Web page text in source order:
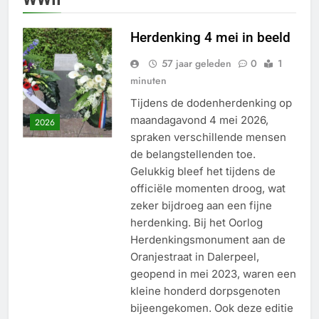
2026
Herdenking 4 mei in beeld
57 jaar geleden 0
1
minuten
Tijdens de dodenherdenking op
maandagavond 4 mei 2026,
spraken verschillende mensen
de belangstellenden toe.
Gelukkig bleef het tijdens de
officiële momenten droog, wat
zeker bijdroeg aan een fijne
herdenking. Bij het Oorlog
Herdenkingsmonument aan de
Oranjestraat in Dalerpeel,
geopend in mei 2023, waren een
kleine honderd dorpsgenoten
bijeengekomen. Ook deze editie